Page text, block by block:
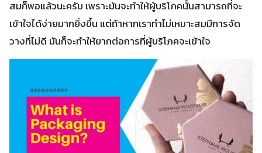
สมก็พอแล้วนะครับ เพราะมันจะทำให้ผู้บริโภคนั้นสามารถที่จะ
เข้าใจได้ง่ายมากยิ่งขึ้น แต่ถ้าหากเราทำไม่เหมาะสมมีการจัด
วางที่ไม่ดี มันก็จะทำให้ยากต่อการที่ผู้บริโภคจะเข้าใจ